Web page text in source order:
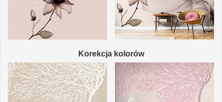
Korekcja kolorów